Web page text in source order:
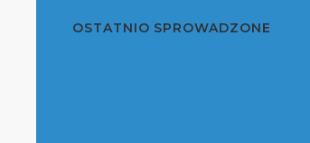
OSTATNIO SPROWADZONE